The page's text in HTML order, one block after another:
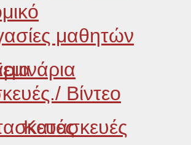
μαθητών
Βίντεο
Κατασκευές